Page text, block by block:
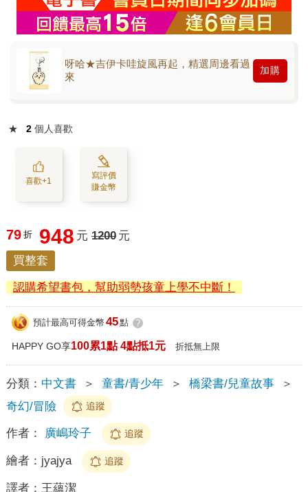
呀哈★吉伊卡哇旋風再起，精選周邊看過
來
加購
★ 2 個人喜歡
喜歡+1
寫評價
賺金幣
79 折 948 元 1200 元
買整套
認購希望書包，幫助弱勢孩童上學不中斷！
預計最高可得金幣 45點 ?
HAPPY GO享100累1點 4點抵1元 折抵無上限
分類： 中文書 ＞ 童書/青少年 ＞ 橋梁書/兒童故事
＞
奇幻/冒險
追蹤
作者： 廣嶋玲子 追蹤
繪者： jyajya 追蹤
譯者： 王蘊潔